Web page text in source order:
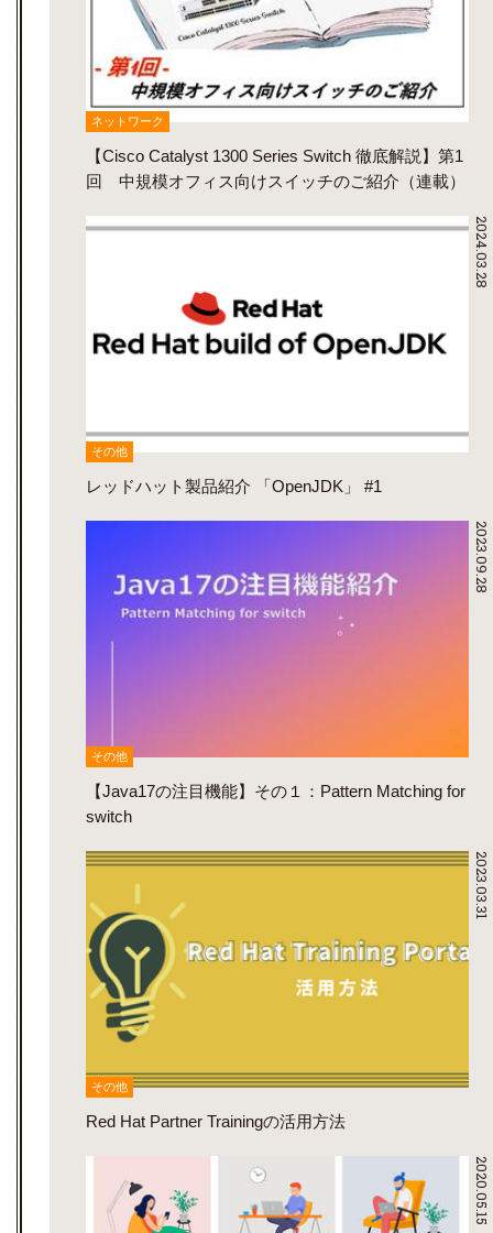
ネットワーク
【Cisco Catalyst 1300 Series Switch 徹底解説】第1
回 中規模オフィス向けスイッチのご紹介（連載）
2024.03.28
その他
レッドハット製品紹介 「OpenJDK」 #1
2023.09.28
その他
【Java17の注目機能】その１：Pattern Matching for
switch
2023.03.31
その他
Red Hat Partner Trainingの活用方法
2020.05.15